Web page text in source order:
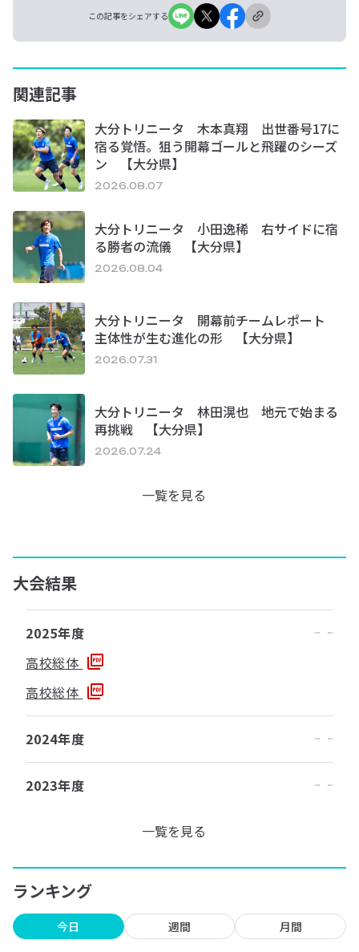
この記事をシェアする
関連記事
大分トリニータ 木本真翔 出世番号17に
宿る覚悟。狙う開幕ゴールと飛躍のシーズ
ン 【大分県】
2026.08.07
大分トリニータ 小田逸稀 右サイドに宿
る勝者の流儀 【大分県】
2026.08.04
大分トリニータ 開幕前チームレポート
主体性が生む進化の形 【大分県】
2026.07.31
大分トリニータ 林田滉也 地元で始まる
再挑戦 【大分県】
2026.07.24
一覧を見る
大会結果
2025年度
高校総体
高校総体
2024年度
2023年度
一覧を見る
ランキング
今日 週間 月間